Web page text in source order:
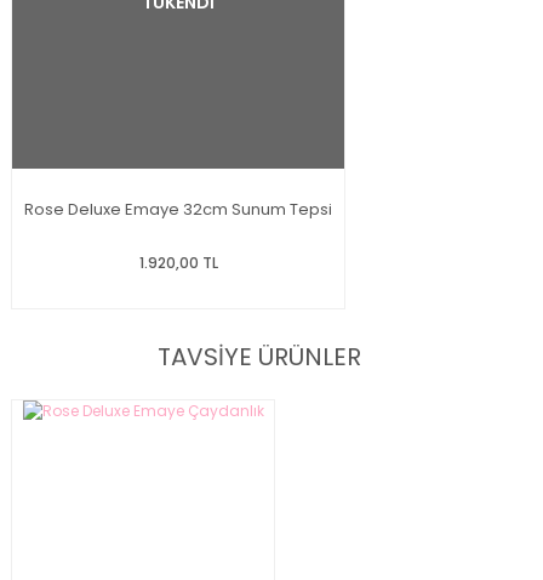
Rose Deluxe Emaye 32cm Sunum Tepsi
1.920,00 TL
TAVSİYE ÜRÜNLER